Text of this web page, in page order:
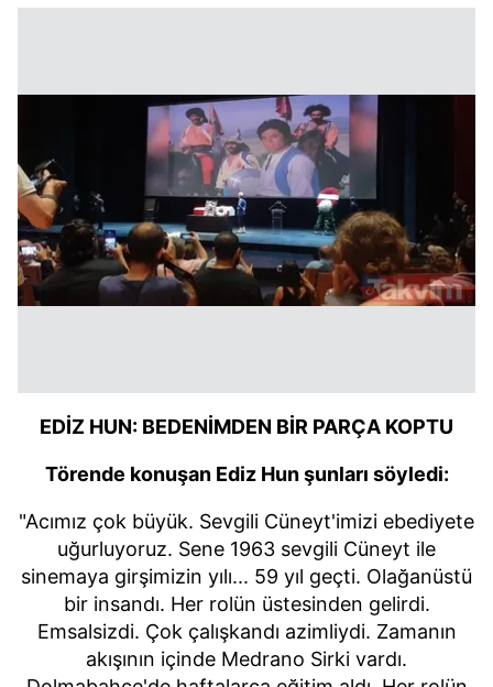
EDİZ HUN: BEDENİMDEN BİR PARÇA KOPTU
Törende konuşan Ediz Hun şunları söyledi:
"Acımız çok büyük. Sevgili Cüneyt'imizi ebediyete
uğurluyoruz. Sene 1963 sevgili Cüneyt ile
sinemaya girşimizin yılı... 59 yıl geçti. Olağanüstü
bir insandı. Her rolün üstesinden gelirdi.
Emsalsizdi. Çok çalışkandı azimliydi. Zamanın
akışının içinde Medrano Sirki vardı.